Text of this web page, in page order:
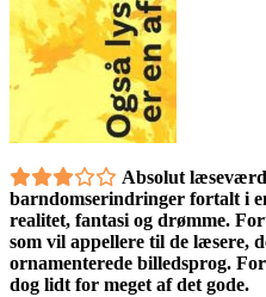
Absolut
barndomserindringer fortalt i
realitet, fantasi og drømme.
som vil appellere til de læsere,
ornamenterede billedsprog.
dog lidt for meget af det gode.